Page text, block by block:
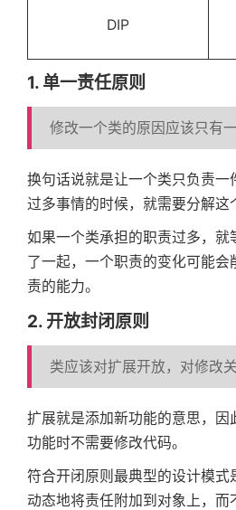
DIP
1. 单一责任原则
修改一个类的原因应该只有一
换句话说就是让一个类只负责一
过多事情的时候，就需要分解这
如果一个类承担的职责过多，就
了一起，一个职责的变化可能会
责的能力。
2. 开放封闭原则
类应该对扩展开放，对修改关
扩展就是添加新功能的意思，因
功能时不需要修改代码。
符合开闭原则最典型的设计模式
动态地将责任附加到对象上，而